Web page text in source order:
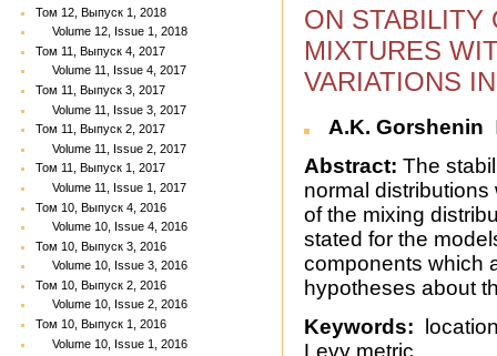
Том 12, Выпуск 1, 2018
Volume 12, Issue 1, 2018
Том 11, Выпуск 4, 2017
Volume 11, Issue 4, 2017
Том 11, Выпуск 3, 2017
Volume 11, Issue 3, 2017
Том 11, Выпуск 2, 2017
Volume 11, Issue 2, 2017
Том 11, Выпуск 1, 2017
Volume 11, Issue 1, 2017
Том 10, Выпуск 4, 2016
Volume 10, Issue 4, 2016
Том 10, Выпуск 3, 2016
Volume 10, Issue 3, 2016
Том 10, Выпуск 2, 2016
Volume 10, Issue 2, 2016
Том 10, Выпуск 1, 2016
Volume 10, Issue 1, 2016
ON STABILITY
MIXTURES
VARIATIONS
A.K. Gorshenin
Abstract: The
normal
of the mixing
stated for the
components which
hypotheses about
Keywords:
Levy metric